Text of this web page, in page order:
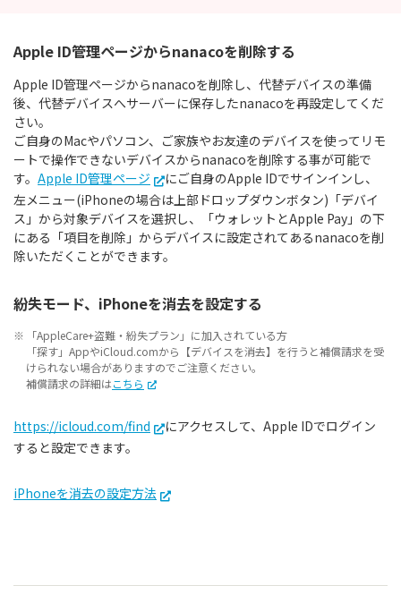
Apple ID管理ページからnanacoを削除する
Apple ID管理ページからnanacoを削除し、代替デバイスの準備
後、代替デバイスへサーバーに保存したnanacoを再設定してくだ
さい。
ご自身のMacやパソコン、ご家族やお友達のデバイスを使ってリモ
ートで操作できないデバイスからnanacoを削除する事が可能で
す。 Apple ID管理ページ
にご自身のApple IDでサインインし、
左メニュー(iPhoneの場合は上部ドロップダウンボタン)「デバイ
ス」から対象デバイスを選択し、「ウォレットとApple Pay」の下
にある「項目を削除」からデバイスに設定されてあるnanacoを削
除いただくことができます。
紛失モード、iPhoneを消去を設定する
「AppleCare+盗難・紛失プラン」に加入されている方
「探す」AppやiCloud.comから【デバイスを消去】を行うと補償請求を受
けられない場合がありますのでご注意ください。
補償請求の詳細はこちら
https://icloud.com/find
にアクセスして、Apple IDでログイン
すると設定できます。
iPhoneを消去の設定方法